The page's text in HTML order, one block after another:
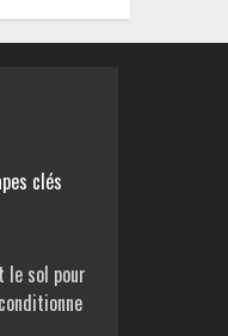
clés
le sol pour